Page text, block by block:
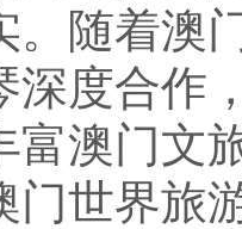
。随着澳
深度合作
富澳门文
门世界旅